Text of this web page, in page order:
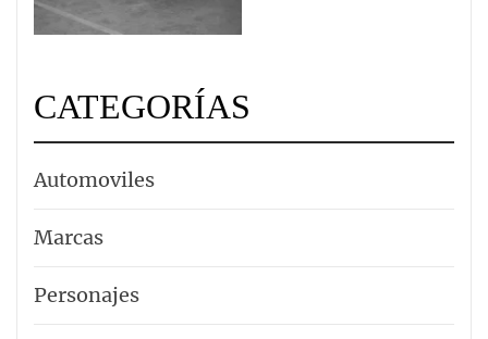
CATEGORÍAS
Automoviles
Marcas
Personajes